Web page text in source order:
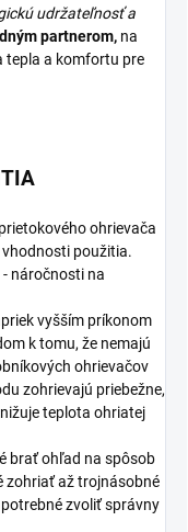
udržateľnosť a
partnerom, na
tepla a komfortu pre
ohrievača
použitia.
náročnosti na
vyšším príkonom
k tomu, že nemajú
ohrievačov
zohrievajú priebežne,
teplota ohriatej
brať ohľad na spôsob
zohriať až trojnásobné
zvoliť správny